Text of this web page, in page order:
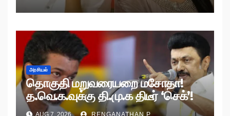
அரசியல்
தொகுதி மறுவரையறை மசோதா!
த.வெ.க.வுக்கு தி.மு.க திடீர் ‘செக்’!
AUG 7, 2026 RENGANATHAN P